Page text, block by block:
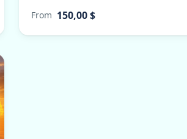
From 150,00 $